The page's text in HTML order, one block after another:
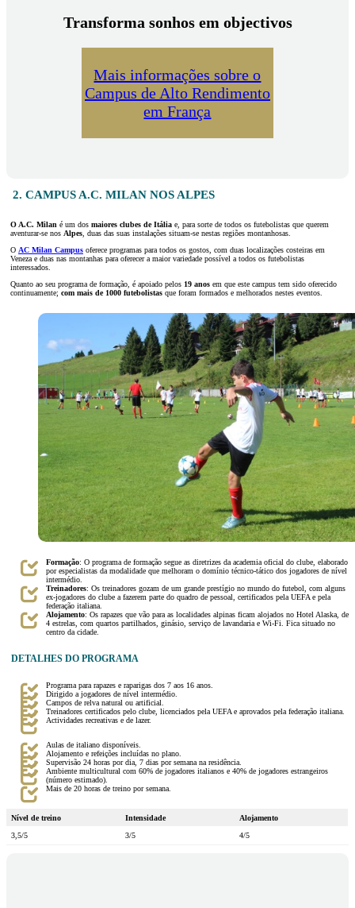
Transforma sonhos em objectivos
Mais informações sobre o
Campus de Alto Rendimento
em França
2. CAMPUS A.C. MILAN NOS ALPES
O A.C. Milan é um dos maiores clubes de Itália e, para sorte de todos os futebolistas que querem
aventurar-se nos Alpes , duas das suas instalações situam-se nestas regiões montanhosas.
O AC Milan Campus oferece programas para todos os gostos, com duas localizações costeiras em
Veneza e duas nas montanhas para oferecer a maior variedade possível a todos os futebolistas
interessados.
Quanto ao seu programa de formação, é apoiado pelos 19 anos em que este campus tem sido oferecido
continuamente; com mais de 1000 futebolistas que foram formados e melhorados nestes eventos.
Formação: O programa de formação segue as diretrizes da academia oficial do clube, elaborado
por especialistas da modalidade que melhoram o domínio técnico-tático dos jogadores de nível
intermédio.
Treinadores: Os treinadores gozam de um grande prestígio no mundo do futebol, com alguns
ex-jogadores do clube a fazerem parte do quadro de pessoal, certificados pela UEFA e pela
federação italiana.
Alojamento: Os rapazes que vão para as localidades alpinas ficam alojados no Hotel Alaska, de
4 estrelas, com quartos partilhados, ginásio, serviço de lavandaria e Wi-Fi. Fica situado no
centro da cidade.
DETALHES DO PROGRAMA
Programa para rapazes e raparigas dos 7 aos 16 anos.
Dirigido a jogadores de nível intermédio.
Campos de relva natural ou artificial.
Treinadores certificados pelo clube, licenciados pela UEFA e aprovados pela federação italiana.
Actividades recreativas e de lazer.
Aulas de italiano disponíveis.
Alojamento e refeições incluídas no plano.
Supervisão 24 horas por dia, 7 dias por semana na residência.
Ambiente multicultural com 60% de jogadores italianos e 40% de jogadores estrangeiros
(número estimado).
Mais de 20 horas de treino por semana.
Nível de treino Intensidade
Alojamento
3,5/5
3/5 4/5